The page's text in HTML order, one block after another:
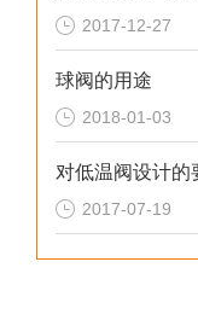
2017-12-27
球阀的用途
2018-01-03
对低温阀设计的
2017-07-19